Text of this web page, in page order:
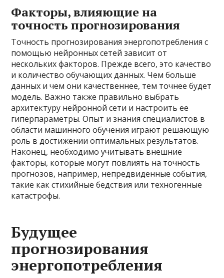
Факторы, влияющие на
точность прогнозирования
Точность прогнозирования энергопотребления с
помощью нейронных сетей зависит от
нескольких факторов. Прежде всего, это качество
и количество обучающих данных. Чем больше
данных и чем они качественнее, тем точнее будет
модель. Важно также правильно выбрать
архитектуру нейронной сети и настроить ее
гиперпараметры. Опыт и знания специалистов в
области машинного обучения играют решающую
роль в достижении оптимальных результатов.
Наконец, необходимо учитывать внешние
факторы, которые могут повлиять на точность
прогнозов, например, непредвиденные события,
такие как стихийные бедствия или техногенные
катастрофы.
Будущее
прогнозирования
энергопотребления